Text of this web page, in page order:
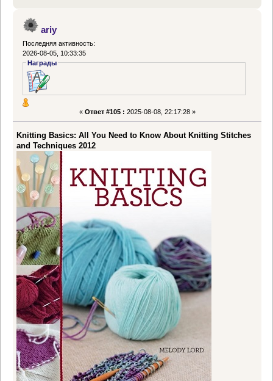
ariy
Последняя активность:
2026-08-05, 10:33:35
Награды
« Ответ #105 : 2025-08-08, 22:17:28 »
Knitting Basics: All You Need to Know About Knitting Stitches
and Techniques 2012